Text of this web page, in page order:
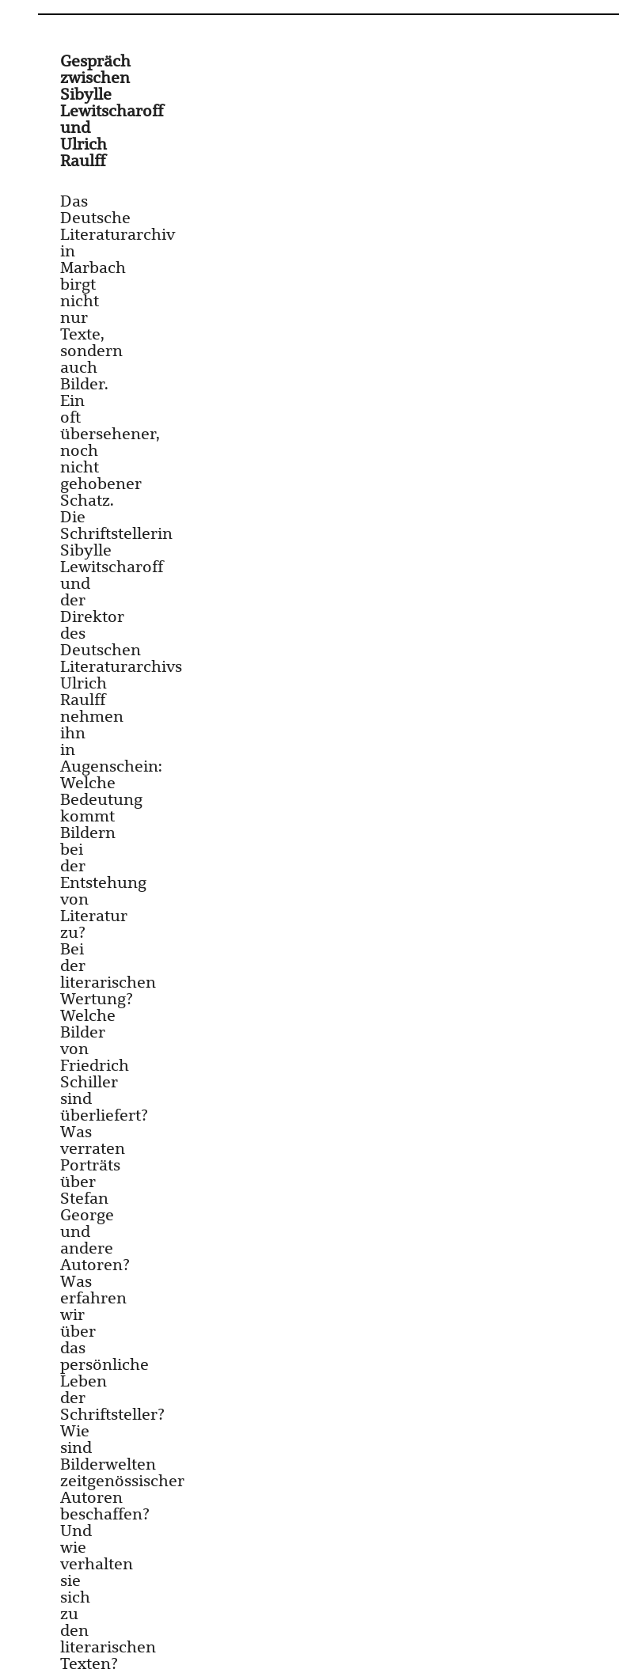
Gespräch
zwischen
Sibylle
Lewitscharoff
und
Ulrich
Raulff
Das
Deutsche
Literaturarchiv
in
Marbach
birgt
nicht
nur
Texte,
sondern
auch
Bilder.
Ein
oft
übersehener,
noch
nicht
gehobener
Schatz.
Die
Schriftstellerin
Sibylle
Lewitscharoff
und
der
Direktor
des
Deutschen
Literaturarchivs
Ulrich
Raulff
nehmen
ihn
in
Augenschein:
Welche
Bedeutung
kommt
Bildern
bei
der
Entstehung
von
Literatur
zu?
Bei
der
literarischen
Wertung?
Welche
Bilder
von
Friedrich
Schiller
sind
überliefert?
Was
verraten
Porträts
über
Stefan
George
und
andere
Autoren?
Was
erfahren
wir
über
das
persönliche
Leben
der
Schriftsteller?
Wie
sind
Bilderwelten
zeitgenössischer
Autoren
beschaffen?
Und
wie
verhalten
sie
sich
zu
den
literarischen
Texten?